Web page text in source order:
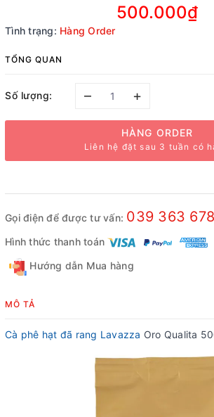
500.000₫
Tình trạng: Hàng Order
TỔNG QUAN
Số lượng: – +
HÀNG ORDER
Liên hệ đặt sau 3 tuần có
Gọi điện để được tư vấn: 039 363
Hình thức thanh toán
Hướng dẫn Mua hàng
MÔ TẢ
Cà phê hạt đã rang Lavazza Oro Qualita